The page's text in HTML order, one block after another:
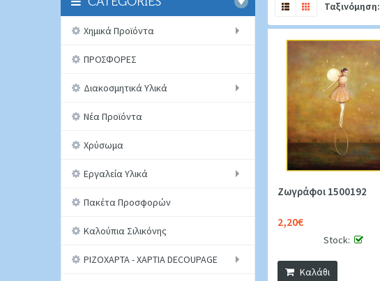
Χημικά Προϊόντα
ΠΡΟΣΦΟΡΕΣ
Διακοσμητικά Υλικά
Νέα Προϊόντα
Χρύσωμα
Εργαλεία Υλικά
Πακέτα Προσφορών
Καλούπια Σιλικόνης
ΡΙΖΟΧΑΡΤΑ - ΧΑΡΤΙΑ DECOUPAGE
Ταξινόμηση:
Ζωγράφοι 1500192
2,20€
Stock:
Καλάθι